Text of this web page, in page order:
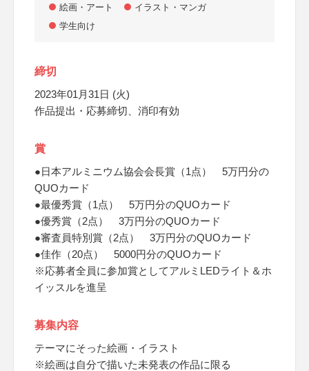
絵画・アート
イラスト・マンガ
学生向け
締切
2023年01月31日 (火)
作品提出・応募締切、消印有効
賞
●日本アルミニウム協会会長賞（1点） 5万円分の
QUOカード
●最優秀賞（1点） 5万円分のQUOカード
●優秀賞（2点） 3万円分のQUOカード
●審査員特別賞（2点） 3万円分のQUOカード
●佳作（20点） 5000円分のQUOカード
※応募者全員に参加賞としてアルミLEDライト＆ホ
イッスルを進呈
募集内容
テーマにそった絵画・イラスト
※絵画は自分で描いた未発表の作品に限る